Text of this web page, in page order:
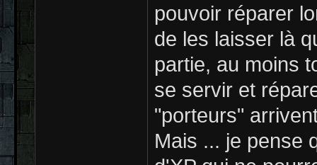
pouvoir réparer
de les laisser là
partie, au moins
se servir et
"porteurs"
Mais ... je pense